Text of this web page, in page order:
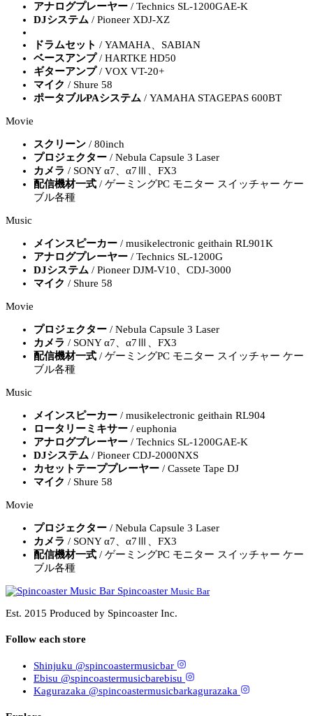
アナログプレーヤー / Technics SL-1200GAE-K
DJシステム / Pioneer XDJ-XZ
ドラムセット / YAMAHA、SABIAN
ベースアンプ/ HARTKE HD50
ギターアンプ/ VOX VT-20+
マイク / Shure 58
ポータブルPAシステム / YAMAHA STAGEPAS 600BT
Movie
スクリーン / 80inch
プロジェクター / Nebula Capsule 3 Laser
カメラ / SONY α7、α7Ⅲ、FX3
配信機材一式 / ゲーミングPC モニター スイッチャー ケー
ブル各種
Music
メインスピーカー / musikelectronic geithain RL901K
アナログプレーヤー / Technics SL-1200G
DJシステム / Pioneer DJM-V10、CDJ-3000
マイク / Shure 58
Movie
プロジェクター / Nebula Capsule 3 Laser
カメラ / SONY α7、α7Ⅲ、FX3
配信機材一式 / ゲーミングPC モニター スイッチャー ケー
ブル各種
Music
メインスピーカー / musikelectronic geithain RL904
ロータリーミキサー / euphonia
アナログプレーヤー / Technics SL-1200GAE-K
DJシステム / Pioneer CDJ-2000NXS
カセットテーププレーヤー / Cassete Tape DJ
マイク / Shure 58
Movie
プロジェクター / Nebula Capsule 3 Laser
カメラ / SONY α7、α7Ⅲ、FX3
配信機材一式 / ゲーミングPC モニター スイッチャー ケー
ブル各種
Spincoaster Music Bar
Est. 2015 Produced by Spincoaster Inc.
Follow each store
Shinjuku @spincoastermusicbar
Ebisu @spincoastermusicbarebisu
Kagurazaka @spincoastermusicbarkagurazaka